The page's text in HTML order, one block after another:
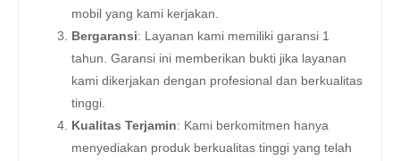
mobil yang kami kerjakan.
Bergaransi: Layanan kami memiliki garansi 1
tahun. Garansi ini memberikan bukti jika layanan
kami dikerjakan dengan profesional dan berkualitas
tinggi.
Kualitas Terjamin: Kami berkomitmen hanya
menyediakan produk berkualitas tinggi yang telah